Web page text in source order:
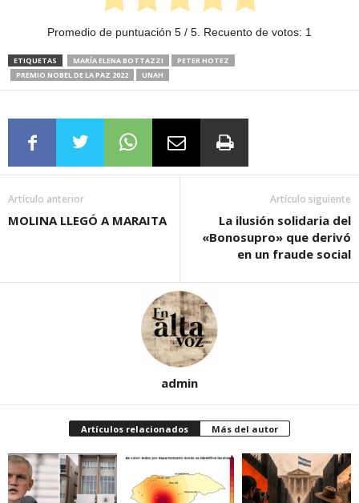
Promedio de puntuación 5 / 5. Recuento de votos: 1
ETIQUETAS MARÍA ELENA BOTTAZZI
PETER HOTEZ
PREMIO NOBEL DE LA PAZ 2022
UNAH
Artículo anterior
MOLINA LLEGÓ A MARAITA
Artículo siguiente
La ilusión solidaria del
«Bonosupro» que derivó
en un fraude social
admin
Artículos relacionados Más del autor